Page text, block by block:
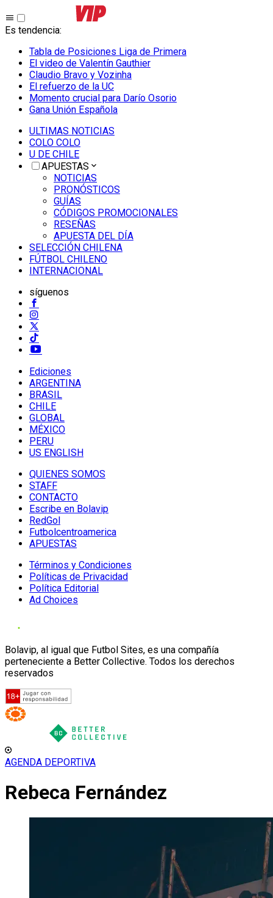
Es tendencia:
Tabla de Posiciones Liga de Primera
El video de Valentín Gauthier
Claudio Bravo y Vozinha
El refuerzo de la UC
Momento crucial para Darío Osorio
Gana Unión Española
ULTIMAS NOTICIAS
COLO COLO
U DE CHILE
APUESTAS
NOTICIAS
PRONÓSTICOS
GUÍAS
CÓDIGOS PROMOCIONALES
RESEÑAS
APUESTA DEL DÍA
SELECCIÓN CHILENA
FÚTBOL CHILENO
INTERNACIONAL
síguenos
Ediciones
ARGENTINA
BRASIL
CHILE
GLOBAL
MÉXICO
PERU
US ENGLISH
QUIENES SOMOS
STAFF
CONTACTO
Escribe en Bolavip
RedGol
Futbolcentroamerica
APUESTAS
Términos y Condiciones
Políticas de Privacidad
Política Editorial
Ad Choices
Bolavip, al igual que Futbol Sites, es una compañía
perteneciente a Better Collective. Todos los derechos
reservados
AGENDA DEPORTIVA
Rebeca Fernández